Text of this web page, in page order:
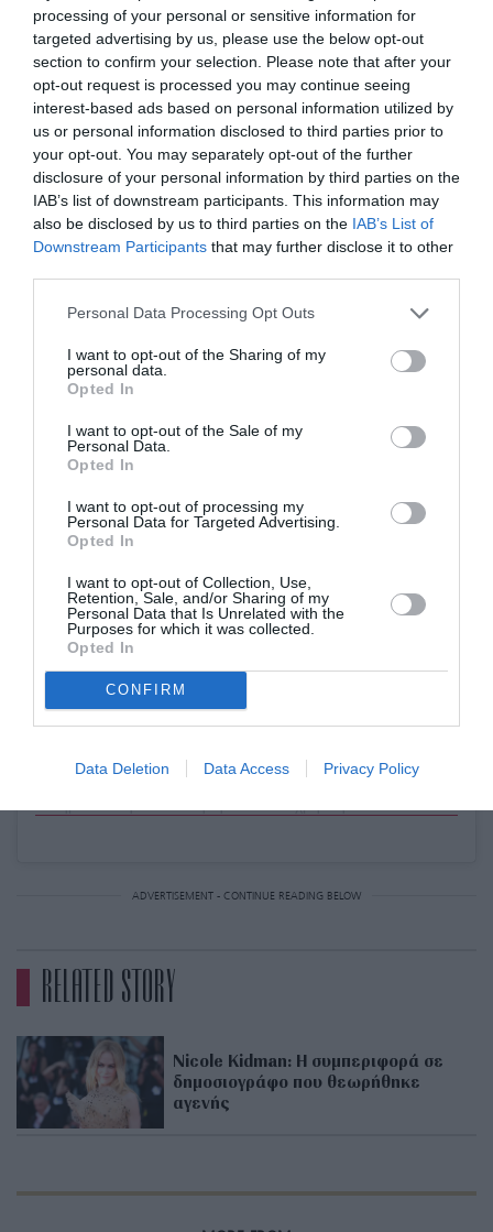
processing of your personal or sensitive information for
targeted advertising by us, please use the below opt-out
section to confirm your selection. Please note that after your
opt-out request is processed you may continue seeing
interest-based ads based on personal information utilized by
us or personal information disclosed to third parties prior to
your opt-out. You may separately opt-out of the further
disclosure of your personal information by third parties on the
IAB’s list of downstream participants. This information may
also be disclosed by us to third parties on the IAB’s List of
Downstream Participants that may further disclose it to other
Personal Data Processing Opt Outs
I want to opt-out of the Sharing of my
personal data.
Opted In
I want to opt-out of the Sale of my
Personal Data.
Opted In
I want to opt-out of processing my
Personal Data for Targeted Advertising.
Opted In
I want to opt-out of Collection, Use,
Retention, Sale, and/or Sharing of my
Personal Data that Is Unrelated with the
Purposes for which it was collected.
Opted In
CONFIRM
Data Deletion Data Access Privacy Policy
Δείτε τη νέα ανάρτηση της Nicole Kidman:
Δείτε αυτή τη δημοσίευση στο Instagram.
ADVERTISEMENT - CONTINUE READING BELOW
RELATED STORY
Nicole Kidman: Η συμπεριφορά σε
δημοσιογράφο που θεωρήθηκε
αγενής